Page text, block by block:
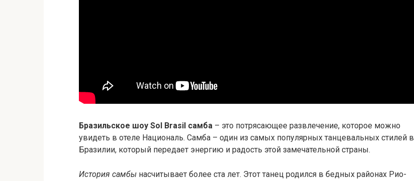
Бразильское шоу Sol Brasil самба – это потрясающее развлечение, которое можно
увидеть в отеле Националь. Самба – один из самых популярных танцевальных стилей в
Бразилии, который передает энергию и радость этой замечательной страны.
История самбы насчитывает более ста лет. Этот танец родился в бедных районах Рио-